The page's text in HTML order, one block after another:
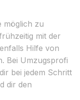
möglich zu
mit der
Hilfe von
Bei Umzugsprofi
bei jedem Schritt
dir den